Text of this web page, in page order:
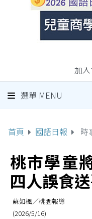
加
選單 MENU
首頁 國語日報 時
桃市學童
四人誤食
蘇如楓／桃園報導
(2026/5/16)